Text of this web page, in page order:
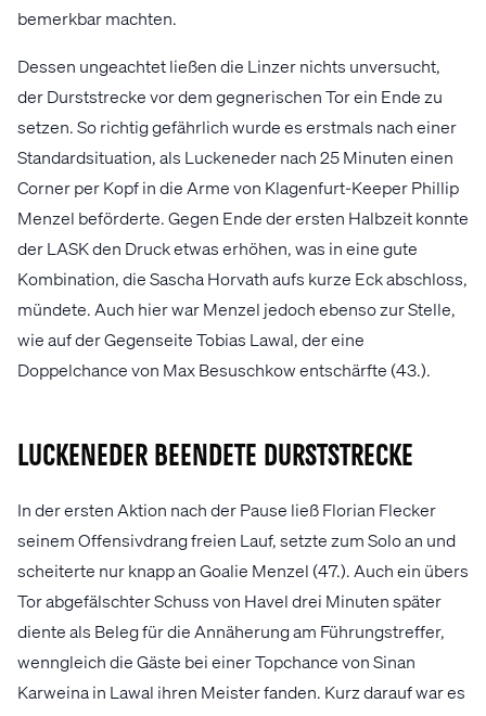
bemerkbar machten.
Dessen ungeachtet ließen die Linzer nichts unversucht,
der Durststrecke vor dem gegnerischen Tor ein Ende zu
setzen. So richtig gefährlich wurde es erstmals nach einer
Standardsituation, als Luckeneder nach 25 Minuten einen
Corner per Kopf in die Arme von Klagenfurt-Keeper Phillip
Menzel beförderte. Gegen Ende der ersten Halbzeit konnte
der LASK den Druck etwas erhöhen, was in eine gute
Kombination, die Sascha Horvath aufs kurze Eck abschloss,
mündete. Auch hier war Menzel jedoch ebenso zur Stelle,
wie auf der Gegenseite Tobias Lawal, der eine
Doppelchance von Max Besuschkow entschärfte (43.).
Luckeneder beendete Durststrecke
In der ersten Aktion nach der Pause ließ Florian Flecker
seinem Offensivdrang freien Lauf, setzte zum Solo an und
scheiterte nur knapp an Goalie Menzel (47.). Auch ein übers
Tor abgefälschter Schuss von Havel drei Minuten später
diente als Beleg für die Annäherung am Führungstreffer,
wenngleich die Gäste bei einer Topchance von Sinan
Karweina in Lawal ihren Meister fanden. Kurz darauf war es